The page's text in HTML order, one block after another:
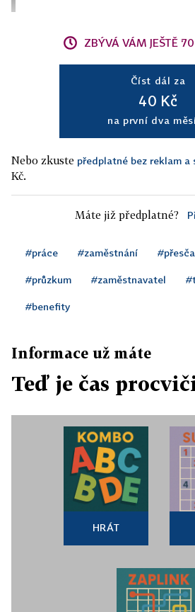
ZBÝVÁ VÁM JEŠTĚ
Číst dál za
40 Kč
na první dva
Nebo zkuste předplatné bez reklam
Kč.
Máte již předplatné?
#práce #zaměstnání
#průzkum #zaměstnavatel
#benefity
Informace už máte
Teď je čas
HRÁT